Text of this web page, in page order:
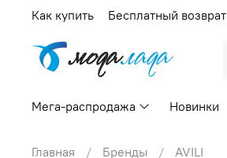
Как купить Бесплатный возврат
Мега-распродажа Новинки
Главная Бренды AVILI